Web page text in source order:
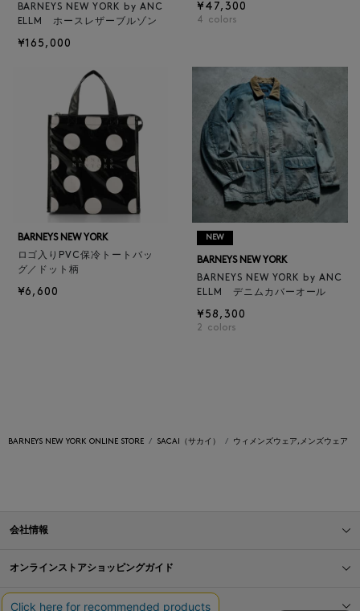
BARNEYS NEW YORK by ANC
ELLM ホースレザーブルゾン
¥165,000
¥47,300
4 colors
BARNEYS NEW YORK
ロゴ入りPVC保冷トートバッ
グ／ドット柄
¥6,600
NEW
BARNEYS NEW YORK
BARNEYS NEW YORK by ANC
ELLM デニムカバーオール
¥58,300
2 colors
BARNEYS NEW YORK ONLINE STORE SACAI（サカイ） ウィメンズウェア,メンズウェア
会社情報
オンラインストアショッピングガイド
店舗情報